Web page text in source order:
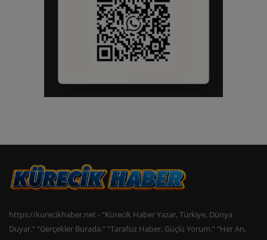
https://kurecikhaber.net - “Kürecik Haber Yazar, Türkiye, Dünya
Duyar.” “Gerçekler Burada.” “Tarafsız Haber, Güçlü Yorum.” “Her An,